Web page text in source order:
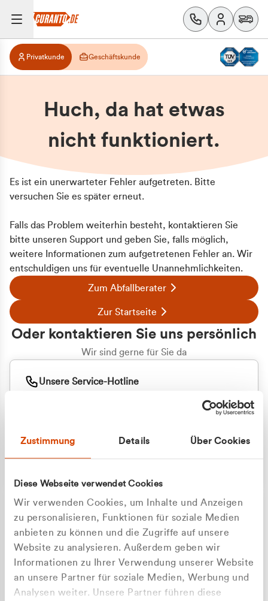
Zustimmung Details Über Cookies
Diese Webseite verwendet Cookies
Wir verwenden Cookies, um Inhalte und Anzeigen
zu personalisieren, Funktionen für soziale Medien
anbieten zu können und die Zugriffe auf unsere
Website zu analysieren. Außerdem geben wir
Informationen zu Ihrer Verwendung unserer Website
an unsere Partner für soziale Medien, Werbung und
Analysen weiter. Unsere Partner führen diese
Privatkunde Geschäftskunde
Huch, da hat etwas
nicht funktioniert.
Es ist ein unerwarteter Fehler aufgetreten. Bitte
versuchen Sie es später erneut.
Falls das Problem weiterhin besteht, kontaktieren Sie
bitte unseren Support und geben Sie, falls möglich,
weitere Informationen zum aufgetretenen Fehler an. Wir
entschuldigen uns für eventuelle Unannehmlichkeiten.
Zum Abfallberater
Zur Startseite
Oder kontaktieren Sie uns persönlich
Wir sind gerne für Sie da
Unsere Service-Hotline
+49 177 8376058
Apilash Balanesan